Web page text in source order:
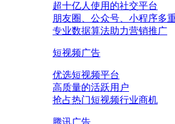
超十亿人使用的社交平台
朋友圈、公众号、小程序多
专业数据算法助力营销推广
短视频广告
优选短视频平台
高质量的活跃用户
抢占热门短视频行业商机
腾讯广告